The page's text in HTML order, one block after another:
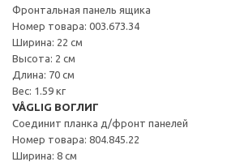
Фронтальная панель ящика
Номер товара: 003.673.34
Ширина: 22 см
Высота: 2 см
Длина: 70 см
Вес: 1.59 кг
VÅGLIG ВОГЛИГ
Соединит планка д/фронт панелей
Номер товара: 804.845.22
Ширина: 8 см